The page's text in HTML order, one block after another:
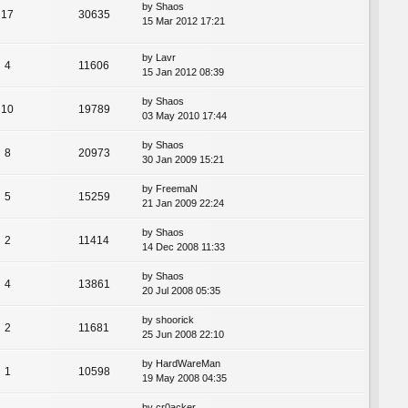
17 30635
by Shaos
15 Mar 2012 17:21
4 11606
by
Lavr
15 Jan 2012 08:39
10 19789
by Shaos
03 May 2010 17:44
8 20973
by Shaos
30 Jan 2009 15:21
5 15259
by FreemaN
21 Jan 2009 22:24
2 11414
by Shaos
14 Dec 2008 11:33
4 13861
by Shaos
20 Jul 2008 05:35
2 11681
by shoorick
25 Jun 2008 22:10
1 10598
by HardWareMan
19 May 2008 04:35